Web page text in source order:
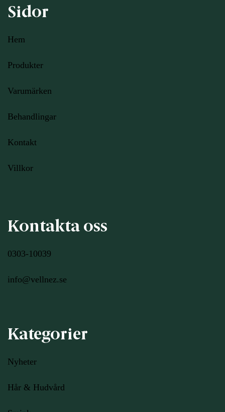
Sidor
Hem
Produkter
Varumärken
Behandlingar
Kontakt
Villkor
Kontakta oss
0303-10039
info@vellnez.se
Kategorier
Nyheter
Hår & Hudvård